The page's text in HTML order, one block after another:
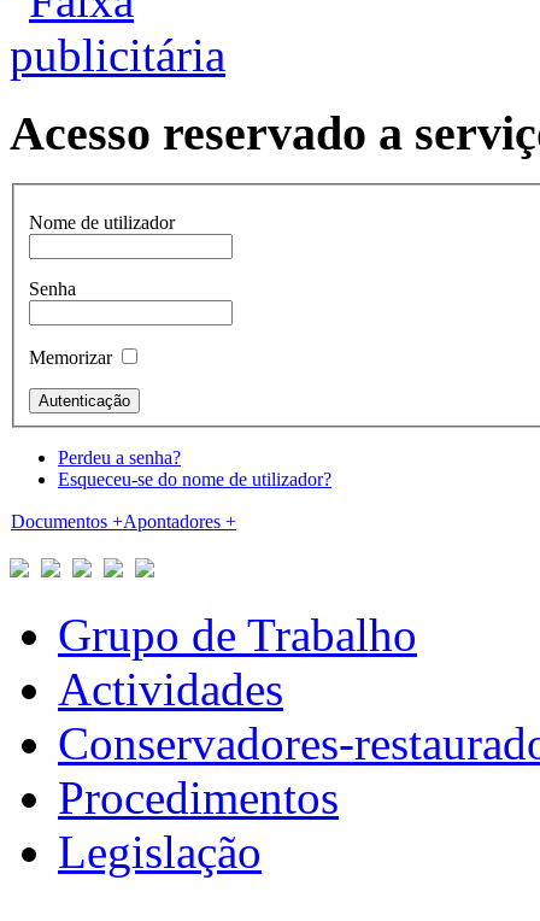
Acesso reservado a
Nome de utilizador
Senha
Memorizar
Perdeu a senha?
Esqueceu-se do nome de utilizador?
Documentos +Apontadores +
Grupo de Trabalho
Actividades
Conservadores-
Procedimentos
Legislação